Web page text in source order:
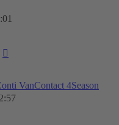
VanContact 4Season